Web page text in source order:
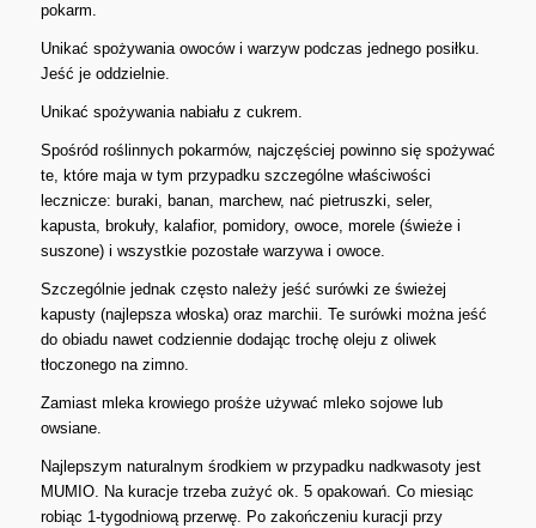
pokarm.
Unikać spożywania owoców i warzyw podczas jednego posiłku.
Jeść je oddzielnie.
Unikać spożywania nabiału z cukrem.
Spośród roślinnych pokarmów, najczęściej powinno się spożywać
te, które maja w tym przypadku szczególne właściwości
lecznicze: buraki, banan, marchew, nać pietruszki, seler,
kapusta, brokuły, kalafior, pomidory, owoce, morele (świeże i
suszone) i wszystkie pozostałe warzywa i owoce.
Szczególnie jednak często należy jeść surówki ze świeżej
kapusty (najlepsza włoska) oraz marchii. Te surówki można jeść
do obiadu nawet codziennie dodając trochę oleju z oliwek
tłoczonego na zimno.
Zamiast mleka krowiego prośże używać mleko sojowe lub
owsiane.
Najlepszym naturalnym środkiem w przypadku nadkwasoty jest
MUMIO. Na kuracje trzeba zużyć ok. 5 opakowań. Co miesiąc
robiąc 1-tygodniową przerwę. Po zakończeniu kuracji przy